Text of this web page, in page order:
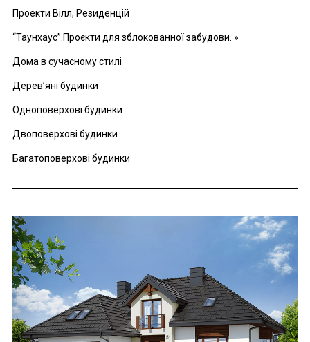
Проекти Вілл, Резиденцій
“Таунхаус”.Проєкти для зблокованної забудови. »
Дома в сучасному стилі
Дерев’яні будинки
Одноповерхові будинки
Двоповерхові будинки
Багатоповерхові будинки